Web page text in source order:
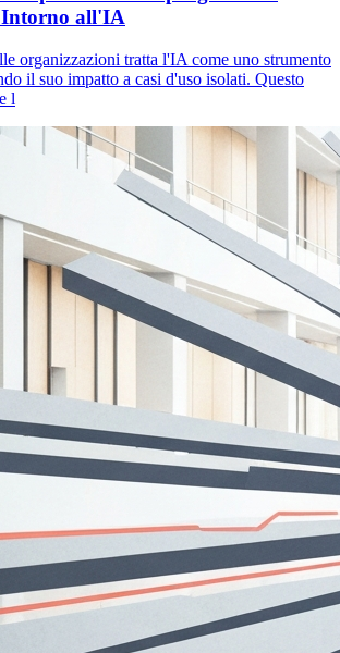
Intorno all'IA
organizzazioni tratta l'IA come uno strumento
il suo impatto a casi d'uso isolati. Questo
l